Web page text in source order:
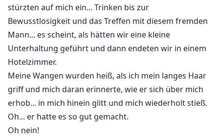
stürzten auf mich ein... Trinken bis zur
Bewusstlosigkeit und das Treffen mit diesem fremden
Mann... es scheint, als hätten wir eine kleine
Unterhaltung geführt und dann endeten wir in einem
Hotelzimmer.
Meine Wangen wurden heiß, als ich mein langes Haar
griff und mich daran erinnerte, wie er sich über mich
erhob... in mich hinein glitt und mich wiederholt stieß.
Oh... er hatte es so gut gemacht.
Oh nein!